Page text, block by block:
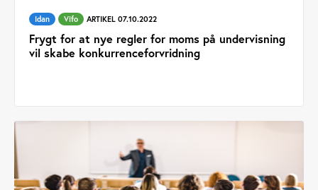
Idan Vifo ARTIKEL 07.10.2022
Frygt for at nye regler for moms på undervisning
vil skabe konkurrenceforvridning